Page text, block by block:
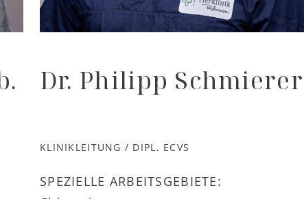
Dr. Philipp Schmierer
KLINIKLEITUNG / DIPL. ECVS
SPEZIELLE ARBEITSGEBIETE: